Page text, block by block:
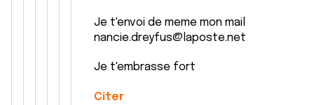
Je t'envoi de meme mon mail
nancie.dreyfus@laposte.net
Je t'embrasse fort
Citer